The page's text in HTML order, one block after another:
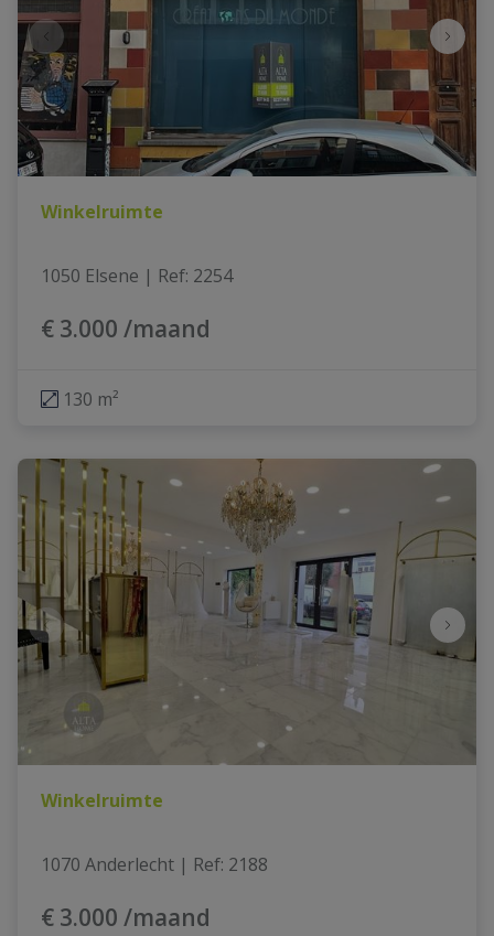
Winkelruimte
1050 Elsene | Ref: 2254
€ 3.000 /maand
130 m²
Winkelruimte
1070 Anderlecht | Ref: 2188
€ 3.000 /maand